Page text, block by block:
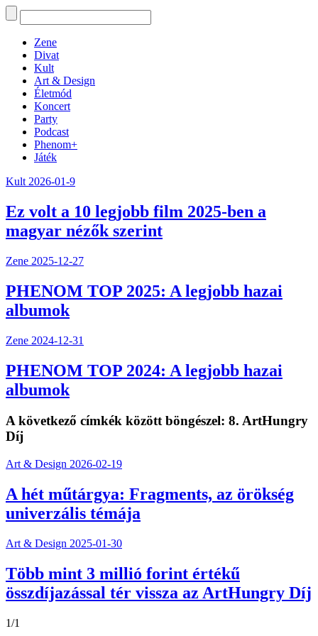
Zene
Divat
Kult
Art & Design
Életmód
Koncert
Party
Podcast
Phenom+
Játék
Kult 2026-01-9
Ez volt a 10 legjobb film 2025-ben a
magyar nézők szerint
Zene 2025-12-27
PHENOM TOP 2025: A legjobb hazai
albumok
Zene 2024-12-31
PHENOM TOP 2024: A legjobb hazai
albumok
A következő címkék között böngészel: 8. ArtHungry
Díj
Art & Design 2026-02-19
A hét műtárgya: Fragments, az örökség
univerzális témája
Art & Design 2025-01-30
Több mint 3 millió forint értékű
összdíjazással tér vissza az ArtHungry Díj
1/1